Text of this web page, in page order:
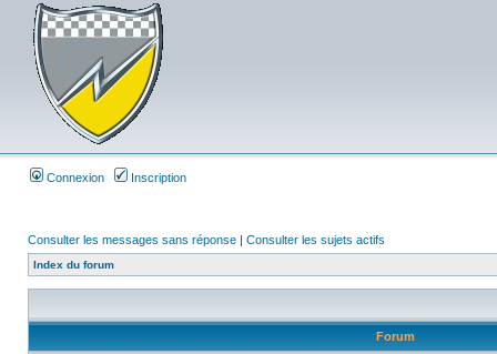
Connexion Inscription
Consulter les messages sans réponse | Consulter les sujets actifs
Index du forum
Forum